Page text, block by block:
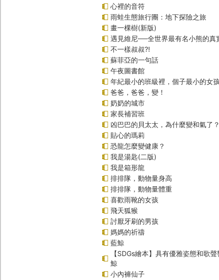
心裡的音符
雨蛙生態旅行團：地下探險之旅
畫一棵樹(新版)
遇見維尼──全世界最有名小熊的真
不一樣叔叔?!
蘇菲亞的一句話
午夜圖書館
年紀最小的班級裡，個子最小的女
爸爸，爸爸，變！
奶奶的城市
家長補習班
凶巴巴的貝太太，為什麼變和氣了
貼心的瑪莉
恐龍怎麼變健康？
我是湯匙(二版)
我是箱形龍
排排隊，動物量身高
排排隊，動物量體重
喜歡雨靴的女孩
飛天狐猴
討厭牙刷的男孩
媽媽的祈禱
藍鯨
【SDGs繪本】具有優雅姿態和歌
鯨
小內褲仙子